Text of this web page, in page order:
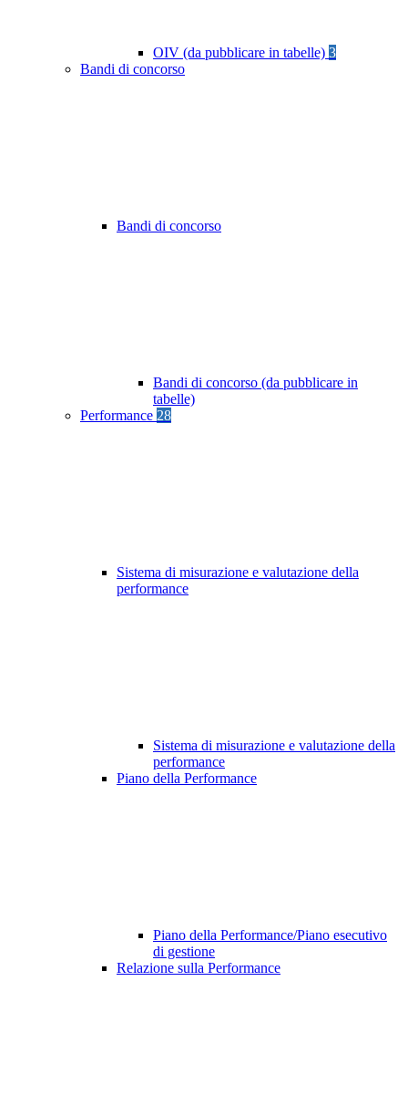
OIV (da pubblicare in tabelle) 3
Bandi di concorso
Bandi di concorso
Bandi di concorso (da pubblicare in
tabelle)
Performance 28
Sistema di misurazione e valutazione della
performance
Sistema di misurazione e valutazione della
performance
Piano della Performance
Piano della Performance/Piano esecutivo
di gestione
Relazione sulla Performance